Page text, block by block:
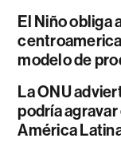
El Niño obliga
modelo de
La ONU
podría
América